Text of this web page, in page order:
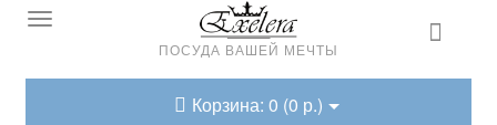
ПОСУДА ВАШЕЙ МЕЧТЫ
Корзина: 0 (0 р.)